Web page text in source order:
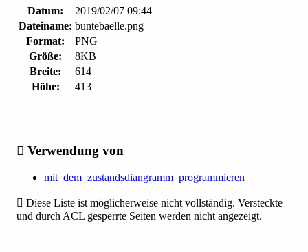
Datum:
2019/02/07 09:44
Dateiname: buntebaelle.png
Format:
PNG
Größe:
8KB
Breite:
614
Höhe:
413
Verwendung von
mit_dem_zustandsdiangramm_programmieren
Diese Liste ist möglicherweise nicht vollständig. Versteckte
und durch ACL gesperrte Seiten werden nicht angezeigt.